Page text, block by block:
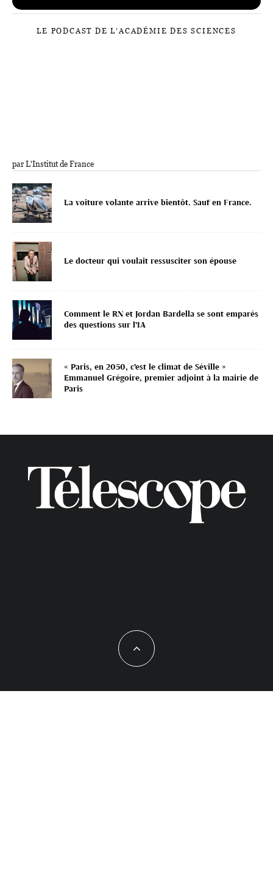
LE PODCAST DE L’ACADÉMIE DES SCIENCES
par L'Institut de France
La voiture volante arrive bientôt. Sauf en France.
Le docteur qui voulait ressusciter son épouse
Comment le RN et Jordan Bardella se sont emparés
des questions sur l’IA
« Paris, en 2050, c’est le climat de Séville »
Emmanuel Grégoire, premier adjoint à la mairie de
Paris